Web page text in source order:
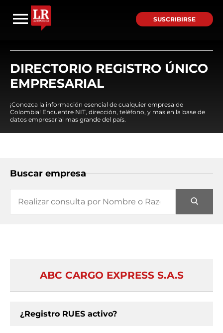
SUSCRIBIRSE
DIRECTORIO REGISTRO ÚNICO
EMPRESARIAL
¡Conozca la información esencial de cualquier empresa de
Colombia! Encuentre NIT, dirección, teléfono, y mas en la base de
datos empresarial mas grande del país.
Buscar empresa
ABC CARGO EXPRESS S.A.S
¿Registro RUES activo?